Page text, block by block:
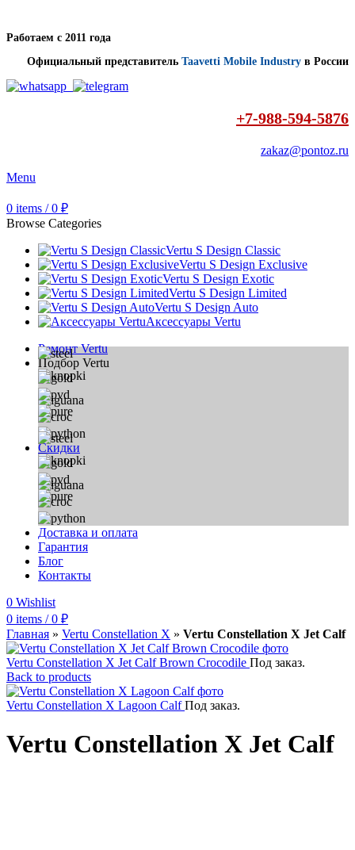
Работаем с 2011 года
Официальный представитель Taavetti Mobile Industry в России
+7-988-594-5876
zakaz@pontoz.ru
Menu
0 items / 0 ₽
Browse Categories
Vertu S Design Classic
Vertu S Design Exclusive
Vertu S Design Exotic
Vertu S Design Limited
Vertu S Design Auto
Аксессуары Vertu
Ремонт Vertu
Подбор Vertu
Скидки
Доставка и оплата
Гарантия
Блог
Контакты
0 Wishlist
0 items / 0 ₽
Главная » Vertu Constellation X » Vertu Constellation X Jet Calf
Vertu Constellation X Jet Calf Brown Crocodile Под заказ.
Back to products
Vertu Constellation X Lagoon CalfПод заказ.
Vertu Constellation X Jet Calf